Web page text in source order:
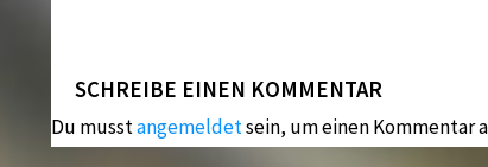
SCHREIBE EINEN KOMMENTAR
Du musstangemeldetsein, um einen Kommentar